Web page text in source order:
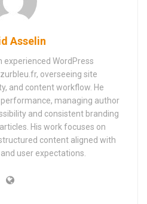
Asselin
experienced WordPress
overseeing site
and content workflow. He
managing author
and consistent branding
His work focuses on
content aligned with
user expectations.